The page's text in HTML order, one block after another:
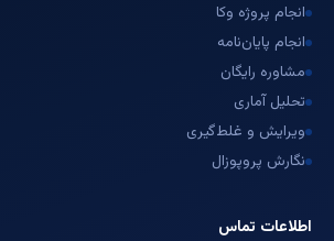
انجام پروژه وکا
انجام پایان‌نامه
مشاوره رایگان
تحلیل آماری
ویرایش و غلط‌گیری
نگارش پروپوزال
اطلاعات تماس